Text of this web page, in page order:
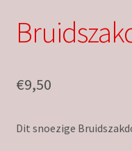
€9,50
Dit snoezige